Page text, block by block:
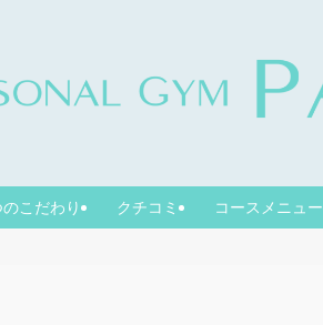
のこだわり クチコミ コースメニュー